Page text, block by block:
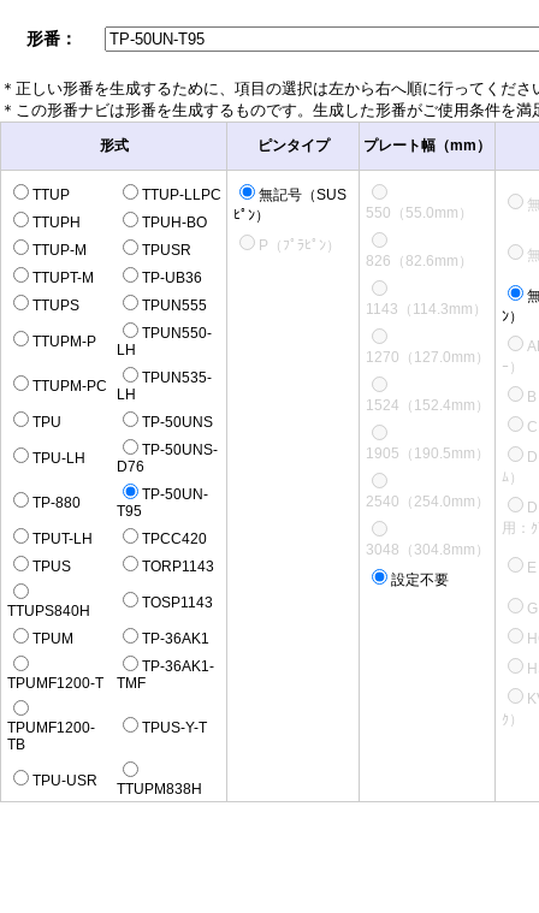
形番：
＊正しい形番を生成するために、項目の選択は左から右へ順に行ってくださ
＊この形番ナビは形番を生成するものです。生成した形番がご使用条件を
形式 ピンタイプ プレート幅（mm）
TTUP
TTUP-LLPC
TTUPH
TPUH-BO
TTUP-M
TPUSR
TTUPT-M
TP-UB36
TTUPS
TPUN555
TTUPM-P
TPUN550-
LH
TTUPM-PC
TPUN535-
LH
TPU
TP-50UNS
TPU-LH
TP-50UNS-
D76
TP-880
TP-50UN-
T95
TPUT-LH
TPCC420
TPUS
TORP1143
TTUPS840H TOSP1143
TPUM TP-36AK1
TPUMF1200-T
TP-36AK1-
TMF
TPUMF1200-
TB
TPUS-Y-T
TPU-USR TTUPM838H
無記号（SUS
ﾋﾟﾝ）
P（ﾌﾟﾗﾋﾟﾝ）
550（55.0mm）
826（82.6mm）
1143（114.3mm）
1270（127.0mm）
1524（152.4mm）
1905（190.5mm）
2540（254.0mm）
3048（304.8mm）
設定不要
ﾝ）
ｰ）
ﾑ）
用：
ｸ）